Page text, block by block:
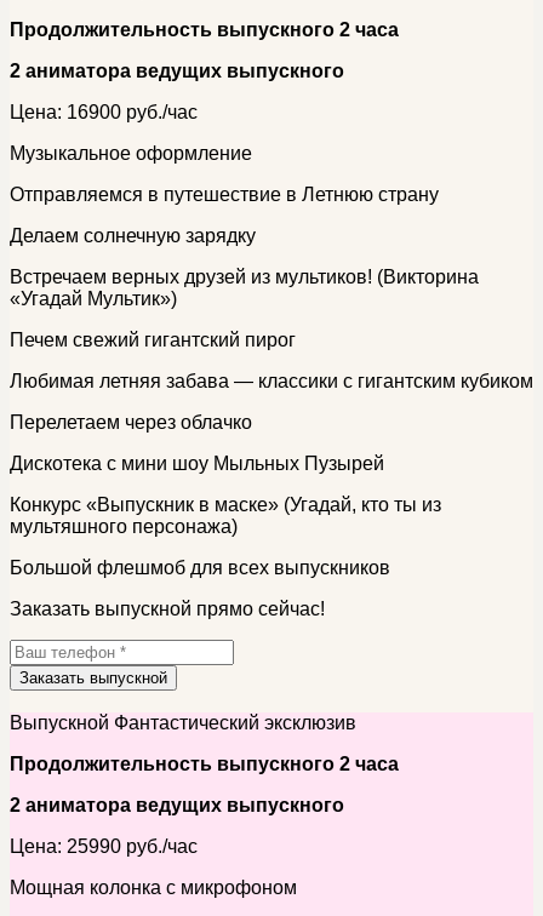
Продолжительность выпускного 2 часа
2 аниматора ведущих выпускного
Цена: 16900 руб./час
Музыкальное оформление
Отправляемся в путешествие в Летнюю страну
Делаем солнечную зарядку
Встречаем верных друзей из мультиков! (Викторина
«Угадай Мультик»)
Печем свежий гигантский пирог
Любимая летняя забава — классики с гигантским кубиком
Перелетаем через облачко
Дискотека с мини шоу Мыльных Пузырей
Конкурс «Выпускник в маске» (Угадай, кто ты из
мультяшного персонажа)
Большой флешмоб для всех выпускников
Заказать выпускной прямо сейчас!
Заказать выпускной
Выпускной Фантастический эксклюзив
Продолжительность выпускного 2 часа
2 аниматора ведущих выпускного
Цена: 25990 руб./час
Мощная колонка с микрофоном